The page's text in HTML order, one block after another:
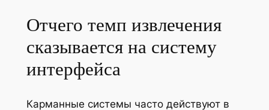
Отчего темп извлечения
сказывается на систему
интерфейса
Карманные системы часто действуют в